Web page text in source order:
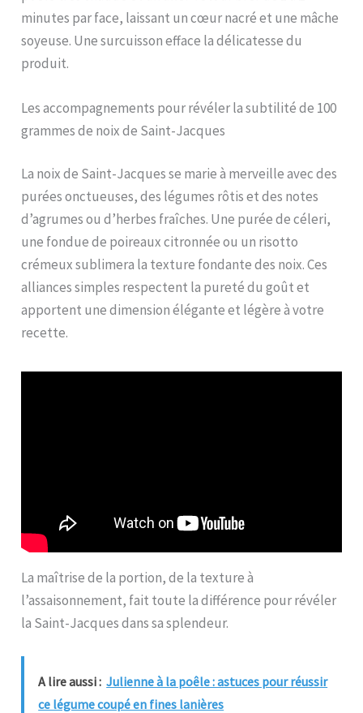
minutes par face, laissant un cœur nacré et une mâche
soyeuse. Une surcuisson efface la délicatesse du
produit.
Les accompagnements pour révéler la subtilité de 100
grammes de noix de Saint-Jacques
La noix de Saint-Jacques se marie à merveille avec des
purées onctueuses, des légumes rôtis et des notes
d’agrumes ou d’herbes fraîches. Une purée de céleri,
une fondue de poireaux citronnée ou un risotto
crémeux sublimera la texture fondante des noix. Ces
alliances simples respectent la pureté du goût et
apportent une dimension élégante et légère à votre
recette.
La maîtrise de la portion, de la texture à
l’assaisonnement, fait toute la différence pour révéler
la Saint-Jacques dans sa splendeur.
A lire aussi : Julienne à la poêle : astuces pour réussir
ce légume coupé en fines lanières